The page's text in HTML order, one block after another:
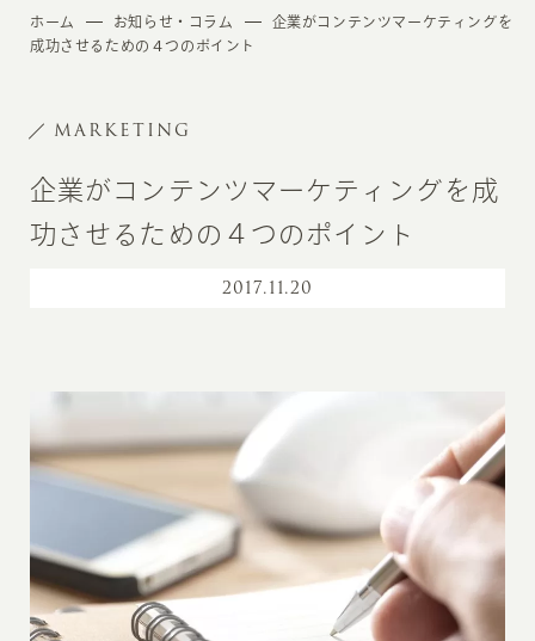
ホーム お知らせ・コラム
企業がコンテンツマーケティングを
成功させるための４つのポイント
MARKETING
企業がコンテンツマーケティングを成
功させるための４つのポイント
2017.11.20